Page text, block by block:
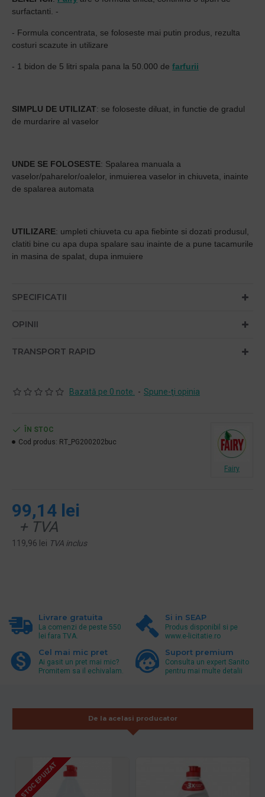
surfactanti. -
- Formula concentrata, se foloseste mai putin produs, rezulta
costuri scazute in utilizare
- 1 bidon de 5 litri spala pana la 50.000 de farfurii
SIMPLU DE UTILIZAT: se foloseste diluat, in functie de gradul
de murdarire al vaselor
UNDE SE FOLOSESTE: Spalarea manuala a
vaselor/paharelor/oalelor, inmuierea vaselor in chiuveta, inainte
de spalarea automata
UTILIZARE: umpleti chiuveta cu apa fiebinte si dozati produsul,
clatiti bine cu apa dupa spalare sau inainte de a pune tacamurile
in masina de spalat, dupa inmuiere
SPECIFICATII
OPINII
TRANSPORT RAPID
Bazată pe 0 note. - Spune-ţi opinia
99,14 lei
+ TVA
119,96 lei TVA inclus
ÎN STOC
Cod produs: RT_PG200202buc
Fairy
Livrare gratuita
La comenzi de peste 550
lei fara TVA.
Si in SEAP
Produs disponibil si pe
www.e-licitatie.ro
Cel mai mic pret
Ai gasit un pret mai mic?
Promitem sa il echivalam.
Suport premium
Consulta un expert Sanito
pentru mai multe detalii
De la acelasi producator
STOC EPUIZAT